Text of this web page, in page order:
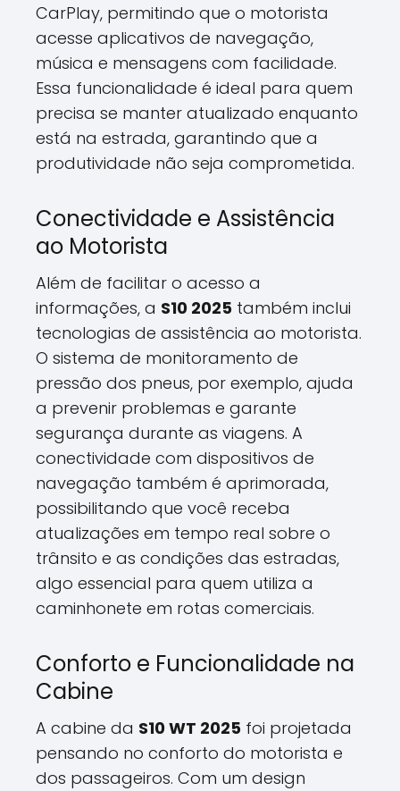
CarPlay, permitindo que o motorista
acesse aplicativos de navegação,
música e mensagens com facilidade.
Essa funcionalidade é ideal para quem
precisa se manter atualizado enquanto
está na estrada, garantindo que a
produtividade não seja comprometida.
Conectividade e Assistência
ao Motorista
Além de facilitar o acesso a
informações, a S10 2025 também inclui
tecnologias de assistência ao motorista.
O sistema de monitoramento de
pressão dos pneus, por exemplo, ajuda
a prevenir problemas e garante
segurança durante as viagens. A
conectividade com dispositivos de
navegação também é aprimorada,
possibilitando que você receba
atualizações em tempo real sobre o
trânsito e as condições das estradas,
algo essencial para quem utiliza a
caminhonete em rotas comerciais.
Conforto e Funcionalidade na
Cabine
A cabine da S10 WT 2025 foi projetada
pensando no conforto do motorista e
dos passageiros. Com um design